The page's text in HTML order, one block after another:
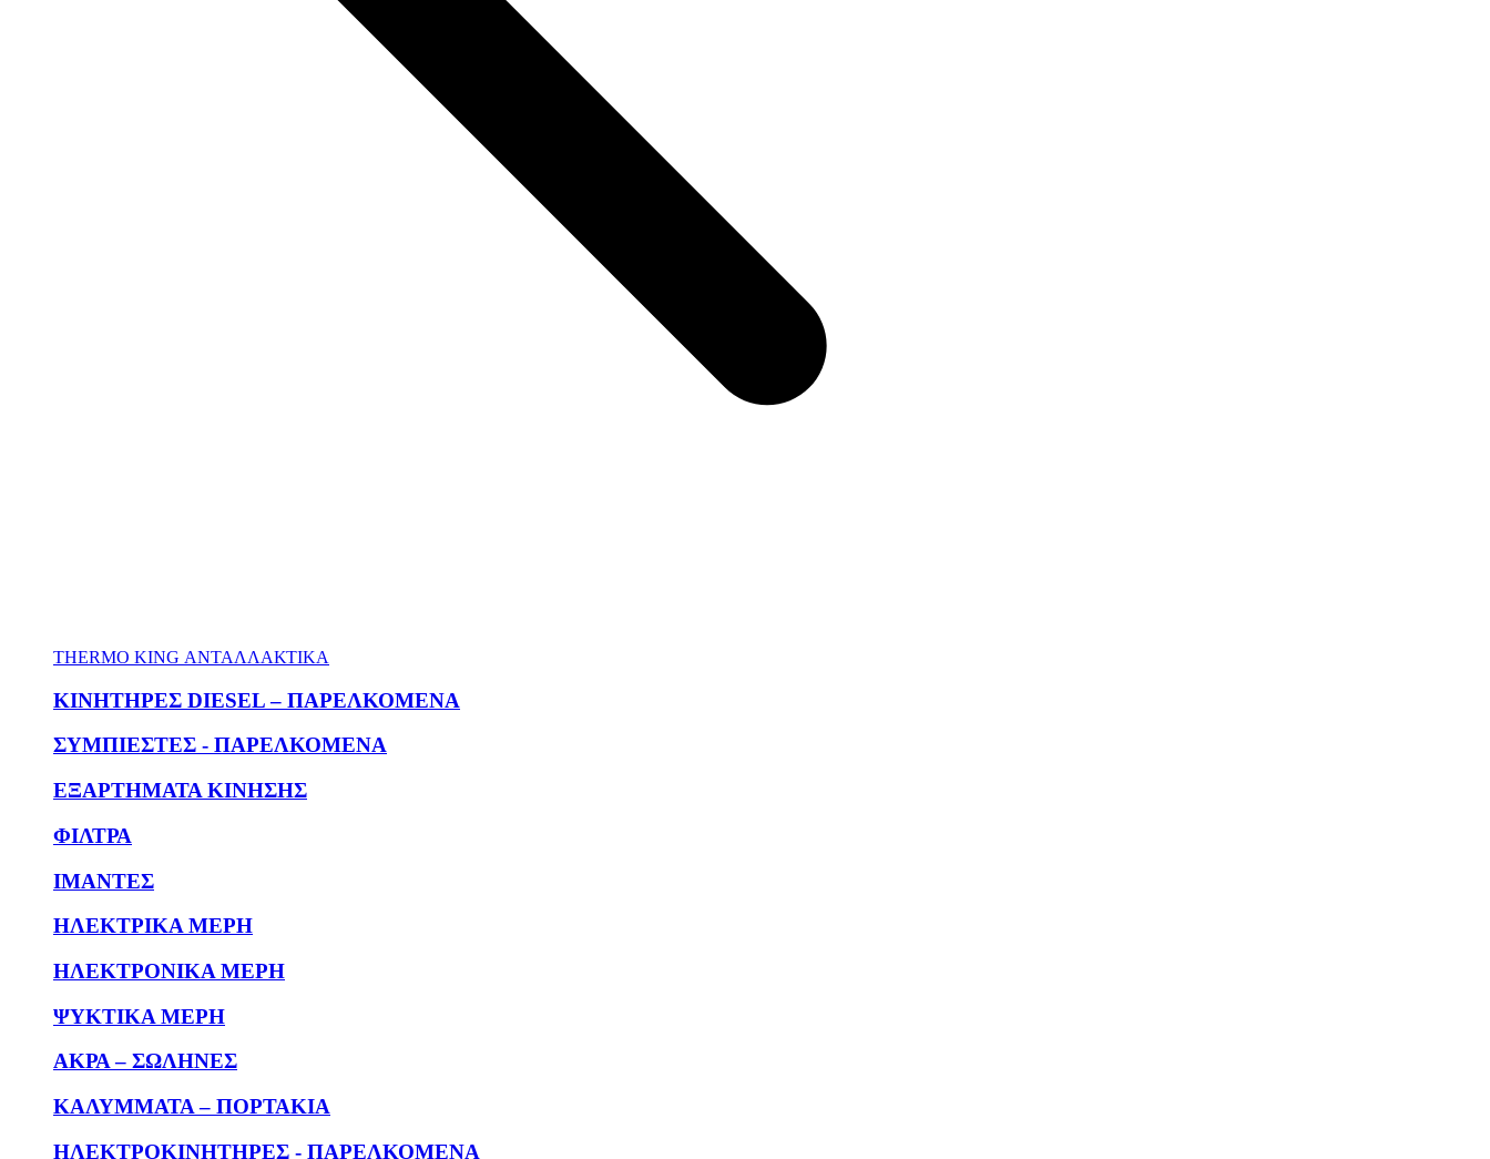
THERMO KING ΑΝΤΑΛΛΑΚΤΙΚΑ
KΙΝΗΤΗΡΕΣ DIESEL – ΠΑΡΕΛΚΟΜΕΝΑ
ΣΥΜΠΙΕΣΤΕΣ - ΠΑΡΕΛΚΟΜΕΝΑ
ΕΞΑΡΤΗΜΑΤΑ ΚΙΝΗΣΗΣ
ΦΙΛΤΡΑ
ΙΜΑΝΤΕΣ
ΗΛΕΚΤΡΙΚΑ ΜΕΡΗ
ΗΛΕΚΤΡΟΝΙΚΑ ΜΕΡΗ
ΨΥΚΤΙΚΑ ΜΕΡΗ
ΑΚΡΑ – ΣΩΛΗΝΕΣ
ΚΑΛΥΜΜΑΤΑ – ΠΟΡΤΑΚΙΑ
ΗΛΕΚΤΡΟΚΙΝΗΤΗΡΕΣ - ΠΑΡΕΛΚΟΜΕΝΑ